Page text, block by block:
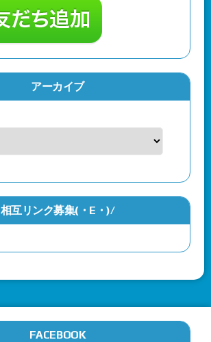
アーカイブ
相互リンク募集(・Ε・)/
FACEBOOK